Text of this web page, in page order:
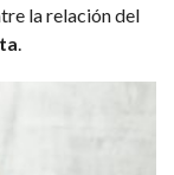
la relación del
.